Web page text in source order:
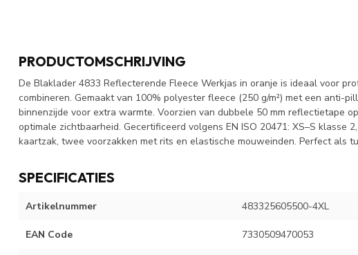
PRODUCTOMSCHRIJVING
De Blaklader 4833 Reflecterende Fleece Werkjas in oranje is ideaal voor
combineren. Gemaakt van 100% polyester fleece (250 g/m²) met een anti-
binnenzijde voor extra warmte. Voorzien van dubbele 50 mm reflectietape
optimale zichtbaarheid. Gecertificeerd volgens EN ISO 20471: XS–S klasse
kaartzak, twee voorzakken met rits en elastische mouweinden. Perfect als
SPECIFICATIES
Artikelnummer 483325605500-4XL
EAN Code 7330509470053